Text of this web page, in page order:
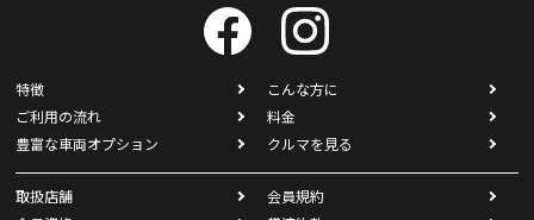
特徴
こんな方に
ご利用の流れ
料金
豊富な車両オプション
クルマを見る
取扱店舗
会員規約